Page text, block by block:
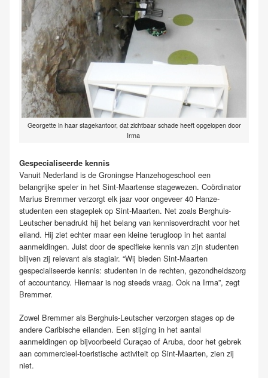
Georgette in haar stagekantoor, dat zichtbaar schade heeft opgelopen door
Irma
Gespecialiseerde kennis
Vanuit Nederland is de Groningse Hanzehogeschool een
belangrijke speler in het Sint-Maartense stagewezen. Coördinator
Marius Bremmer verzorgt elk jaar voor ongeveer 40 Hanze-
studenten een stageplek op Sint-Maarten. Net zoals Berghuis-
Leutscher benadrukt hij het belang van kennisoverdracht voor het
eiland. Hij ziet echter maar een kleine terugloop in het aantal
aanmeldingen. Juist door de specifieke kennis van zijn studenten
blijven zij relevant als stagiair. “Wij bieden Sint-Maarten
gespecialiseerde kennis: studenten in de rechten, gezondheidszorg
of accountancy. Hiernaar is nog steeds vraag. Ook na Irma”, zegt
Bremmer.
Zowel Bremmer als Berghuis-Leutscher verzorgen stages op de
andere Caribische eilanden. Een stijging in het aantal
aanmeldingen op bijvoorbeeld Curaçao of Aruba, door het gebrek
aan commercieel-toeristische activiteit op Sint-Maarten, zien zij
niet.